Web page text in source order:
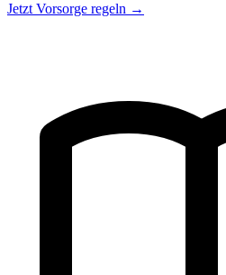
Jetzt Vorsorge regeln →